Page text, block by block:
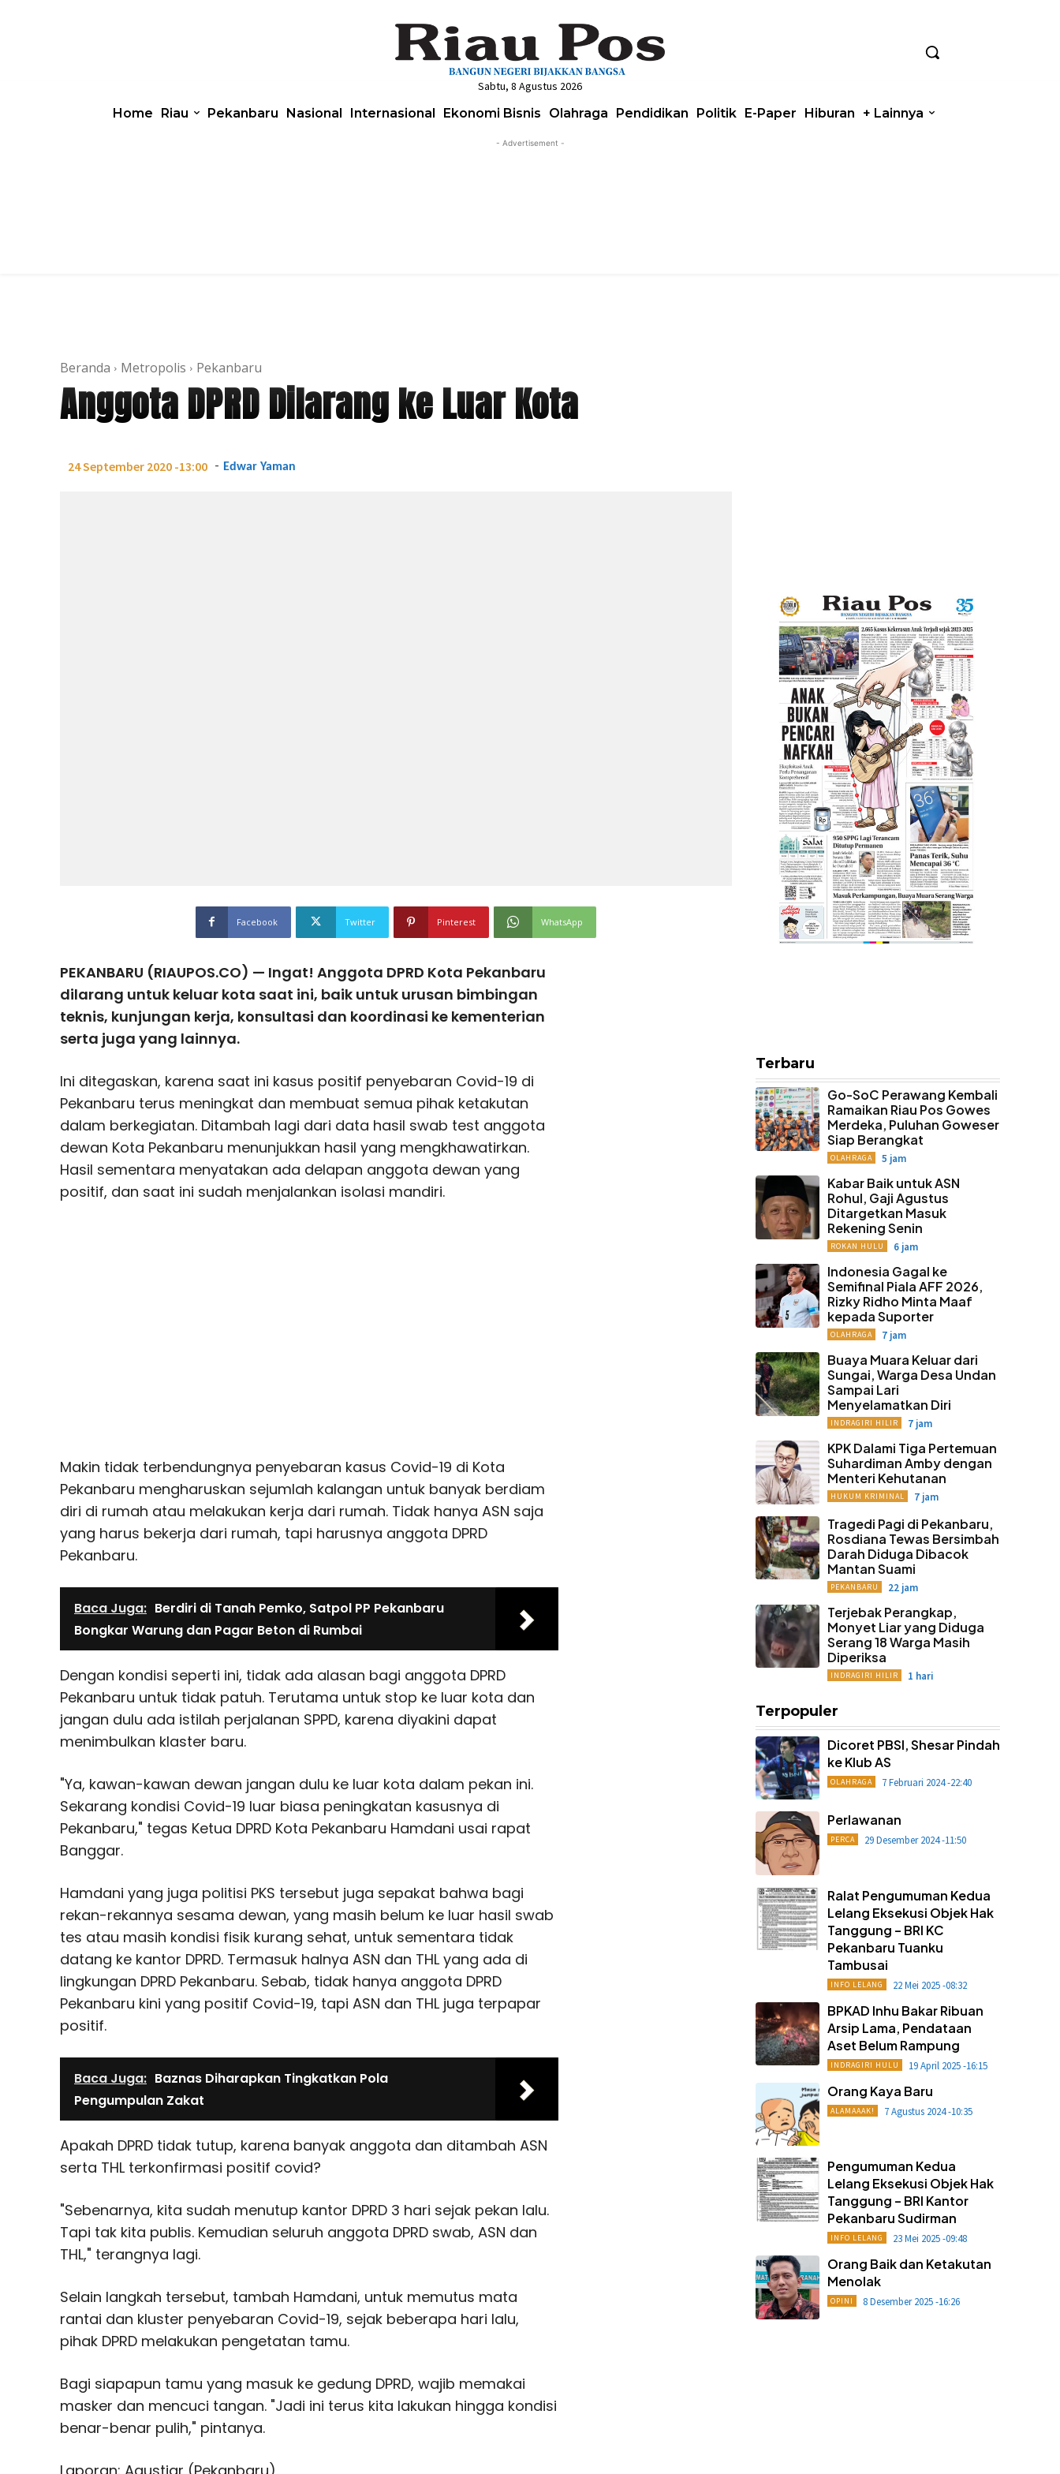
Sabtu, 8 Agustus 2026
Home Riau Pekanbaru Nasional Internasional Ekonomi Bisnis Olahraga Pendidikan Politik E-Paper Hiburan + Lainnya
- Advertisement -
Beranda Metropolis Pekanbaru
Anggota DPRD Dilarang ke Luar Kota
24 September 2020 -13:00 - Edwar Yaman
Facebook Twitter Pinterest WhatsApp
PEKANBARU (RIAUPOS.CO) — Ingat! Anggota DPRD Kota Pekanbaru
dilarang untuk keluar kota saat ini, baik untuk urusan bimbingan
teknis, kunjungan kerja, konsultasi dan koordinasi ke kementerian
serta juga yang lainnya.
Ini ditegaskan, karena saat ini kasus positif penyebaran Covid-19 di
Pekanbaru terus meningkat dan membuat semua pihak ketakutan
dalam berkegiatan. Ditambah lagi dari data hasil swab test anggota
dewan Kota Pekanbaru menunjukkan hasil yang mengkhawatirkan.
Hasil sementara menyatakan ada delapan anggota dewan yang
positif, dan saat ini sudah menjalankan isolasi mandiri.
Makin tidak terbendungnya penyebaran kasus Covid-19 di Kota
Pekanbaru mengharuskan sejumlah kalangan untuk banyak berdiam
diri di rumah atau melakukan kerja dari rumah. Tidak hanya ASN saja
yang harus bekerja dari rumah, tapi harusnya anggota DPRD
Pekanbaru.
Baca Juga: Berdiri di Tanah Pemko, Satpol PP Pekanbaru
Bongkar Warung dan Pagar Beton di Rumbai
Dengan kondisi seperti ini, tidak ada alasan bagi anggota DPRD
Pekanbaru untuk tidak patuh. Terutama untuk stop ke luar kota dan
jangan dulu ada istilah perjalanan SPPD, karena diyakini dapat
menimbulkan klaster baru.
"Ya, kawan-kawan dewan jangan dulu ke luar kota dalam pekan ini.
Sekarang kondisi Covid-19 luar biasa peningkatan kasusnya di
Pekanbaru," tegas Ketua DPRD Kota Pekanbaru Hamdani usai rapat
Banggar.
Hamdani yang juga politisi PKS tersebut juga sepakat bahwa bagi
rekan-rekannya sesama dewan, yang masih belum ke luar hasil swab
tes atau masih kondisi fisik kurang sehat, untuk sementara tidak
datang ke kantor DPRD. Termasuk halnya ASN dan THL yang ada di
lingkungan DPRD Pekanbaru. Sebab, tidak hanya anggota DPRD
Pekanbaru kini yang positif Covid-19, tapi ASN dan THL juga terpapar
positif.
Baca Juga: Baznas Diharapkan Tingkatkan Pola
Pengumpulan Zakat
Apakah DPRD tidak tutup, karena banyak anggota dan ditambah ASN
serta THL terkonfirmasi positif covid?
"Sebenarnya, kita sudah menutup kantor DPRD 3 hari sejak pekan lalu.
Tapi tak kita publis. Kemudian seluruh anggota DPRD swab, ASN dan
THL," terangnya lagi.
Selain langkah tersebut, tambah Hamdani, untuk memutus mata
rantai dan kluster penyebaran Covid-19, sejak beberapa hari lalu,
pihak DPRD melakukan pengetatan tamu.
Bagi siapapun tamu yang masuk ke gedung DPRD, wajib memakai
masker dan mencuci tangan. "Jadi ini terus kita lakukan hingga kondisi
benar-benar pulih," pintanya.
Terbaru
Go-SoC Perawang Kembali
Ramaikan Riau Pos Gowes
Merdeka, Puluhan Goweser
Siap Berangkat
OLAHRAGA 5 jam
Kabar Baik untuk ASN
Rohul, Gaji Agustus
Ditargetkan Masuk
Rekening Senin
ROKAN HULU 6 jam
Indonesia Gagal ke
Semifinal Piala AFF 2026,
Rizky Ridho Minta Maaf
kepada Suporter
OLAHRAGA 7 jam
Buaya Muara Keluar dari
Sungai, Warga Desa Undan
Sampai Lari
Menyelamatkan Diri
INDRAGIRI HILIR 7 jam
KPK Dalami Tiga Pertemuan
Suhardiman Amby dengan
Menteri Kehutanan
HUKUM KRIMINAL 7 jam
Tragedi Pagi di Pekanbaru,
Rosdiana Tewas Bersimbah
Darah Diduga Dibacok
Mantan Suami
PEKANBARU 22 jam
Terjebak Perangkap,
Monyet Liar yang Diduga
Serang 18 Warga Masih
Diperiksa
INDRAGIRI HILIR 1 hari
Terpopuler
Dicoret PBSI, Shesar Pindah
ke Klub AS
OLAHRAGA 7 Februari 2024 -22:40
Perlawanan
PERCA 29 Desember 2024 -11:50
Ralat Pengumuman Kedua
Lelang Eksekusi Objek Hak
Tanggung – BRI KC
Pekanbaru Tuanku
Tambusai
INFO LELANG 22 Mei 2025 -08:32
BPKAD Inhu Bakar Ribuan
Arsip Lama, Pendataan
Aset Belum Rampung
INDRAGIRI HULU 19 April 2025 -16:15
Orang Kaya Baru
ALAMAAAK! 7 Agustus 2024 -10:35
Pengumuman Kedua
Lelang Eksekusi Objek Hak
Tanggung – BRI Kantor
Pekanbaru Sudirman
INFO LELANG 23 Mei 2025 -09:48
Orang Baik dan Ketakutan
Menolak
OPINI 8 Desember 2025 -16:26